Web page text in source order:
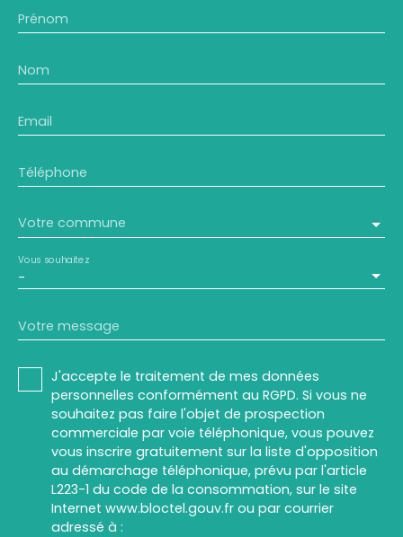
Prénom
Nom
Email
Téléphone
Votre commune
-
Vous souhaitez
Votre message
J'accepte le traitement de mes données
personnelles conformément au RGPD. Si vous ne
souhaitez pas faire l'objet de prospection
commerciale par voie téléphonique, vous pouvez
vous inscrire gratuitement sur la liste d'opposition
au démarchage téléphonique, prévu par l'article
L223-1 du code de la consommation, sur le site
Internet www.bloctel.gouv.fr ou par courrier
adressé à :